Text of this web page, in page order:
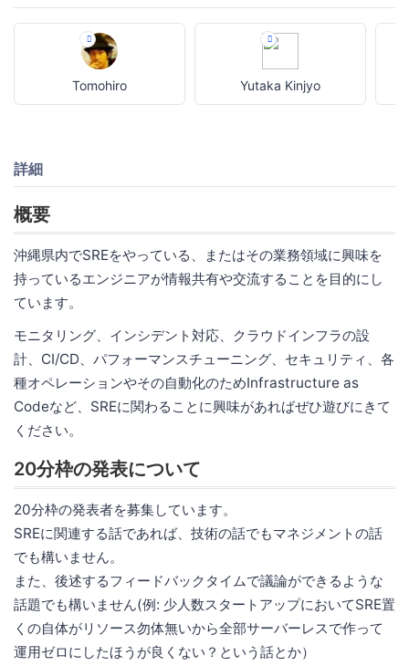
Tomohiro Yutaka Kinjyo
詳細
概要
沖縄県内でSREをやっている、またはその業務領域に興味を
持っているエンジニアが情報共有や交流することを目的にし
ています。
モニタリング、インシデント対応、クラウドインフラの設
計、CI/CD、パフォーマンスチューニング、セキュリティ、各
種オペレーションやその自動化のためInfrastructure as
Codeなど、SREに関わることに興味があればぜひ遊びにきて
ください。
20分枠の発表について
20分枠の発表者を募集しています。
SREに関連する話であれば、技術の話でもマネジメントの話
でも構いません。
また、後述するフィードバックタイムで議論ができるような
話題でも構いません(例: 少人数スタートアップにおいてSRE置
くの自体がリソース勿体無いから全部サーバーレスで作って
運用ゼロにしたほうが良くない？という話とか）